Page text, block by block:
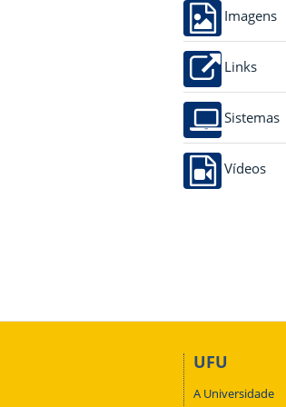
Imagens
Links
Sistemas
Vídeos
UFU
A Universidade